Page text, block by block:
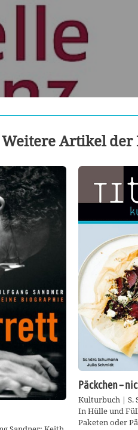
Weitere Artikel der
Päckchen –
Kulturbuch | S.
In Hülle und
Paketen oder